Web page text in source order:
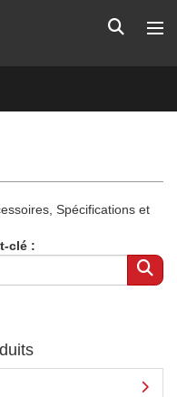
Spécifications et
clé :